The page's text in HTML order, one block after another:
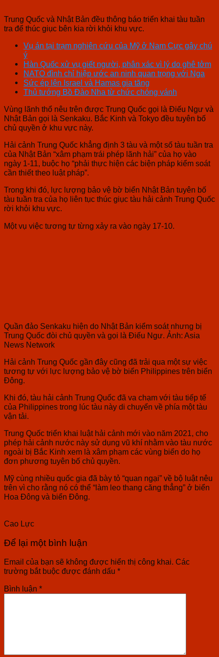
Trung Quốc và Nhật Bản đều thông báo triển khai tàu tuần
tra để thúc giục bên kia rời khỏi khu vực.
Vụ án tại trạm nghiên cứu của Mỹ ở Nam Cực gây chú
ý
Hàn Quốc xử vụ giết người, phân xác vì lý do ghê tởm
NATO đình chỉ hiệp ước an ninh quan trọng với Nga
Sức ép lên Israel và Hamas gia tăng
Thủ tướng Bồ Đào Nha từ chức chóng vánh
Vùng lãnh thổ nêu trên được Trung Quốc gọi là Điếu Ngư và
Nhật Bản gọi là Senkaku. Bắc Kinh và Tokyo đều tuyên bố
chủ quyền ở khu vực này.
Hải cảnh Trung Quốc khẳng định 3 tàu và một số tàu tuần tra
của Nhật Bản “xâm phạm trái phép lãnh hải” của họ vào
ngày 1-11, buộc họ “phải thực hiện các biện pháp kiểm soát
cần thiết theo luật pháp”.
Trong khi đó, lực lượng bảo vệ bờ biển Nhật Bản tuyên bố
tàu tuần tra của họ liên tục thúc giục tàu hải cảnh Trung Quốc
rời khỏi khu vực.
Một vụ việc tương tự từng xảy ra vào ngày 17-10.
Quần đảo Senkaku hiện do Nhật Bản kiểm soát nhưng bị
Trung Quốc đòi chủ quyền và gọi là Điếu Ngư. Ảnh: Asia
News Network
Hải cảnh Trung Quốc gần đây cũng đã trải qua một sự việc
tương tự với lực lượng bảo vệ bờ biển Philippines trên biển
Đông.
Khi đó, tàu hải cảnh Trung Quốc đã va chạm với tàu tiếp tế
của Philippines trong lúc tàu này di chuyển về phía một tàu
vận tải.
Trung Quốc triển khai luật hải cảnh mới vào năm 2021, cho
phép hải cảnh nước này sử dụng vũ khí nhằm vào tàu nước
ngoài bị Bắc Kinh xem là xâm phạm các vùng biển do họ
đơn phương tuyên bố chủ quyền.
Mỹ cùng nhiều quốc gia đã bày tỏ “quan ngại” về bộ luật nêu
trên vì cho rằng nó có thể “làm leo thang căng thẳng” ở biển
Hoa Đông và biển Đông.
Cao Lực
Để lại một bình luận
Email của bạn sẽ không được hiển thị công khai. Các
trường bắt buộc được đánh dấu *
Bình luận *